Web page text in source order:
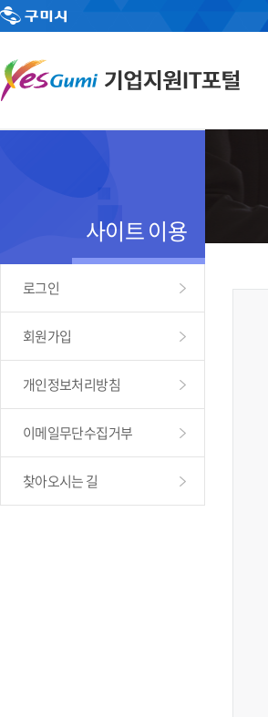
사이트 이용
로그인
회원가입
개인정보처리방침
이메일무단수집거부
찾아오시는 길